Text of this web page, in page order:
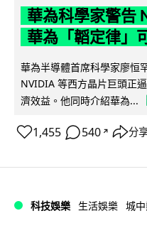
華為科學家警告
華為「韜定律」
華為半導體首席科學家廖恒
NVIDIA 等西方晶片巨頭正
濟效益。他同時介紹華為...
1,455 540 ↗ 分
科技娛樂 生活娛樂 城